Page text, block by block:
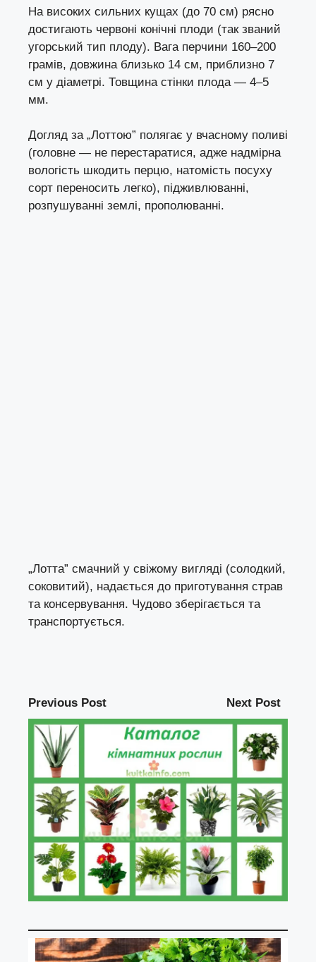
На високих сильних кущах (до 70 см) рясно
достигають червоні конічні плоди (так званий
угорський тип плоду). Вага перчини 160–200
грамів, довжина близько 14 см, приблизно 7
см у діаметрі. Товщина стінки плода — 4–5
мм.
Догляд за „Лоттою” полягає у вчасному поливі
(головне — не перестаратися, адже надмірна
вологість шкодить перцю, натомість посуху
сорт переносить легко), підживлюванні,
розпушуванні землі, прополюванні.
„Лотта” смачний у свіжому вигляді (солодкий,
соковитий), надається до приготування страв
та консервування. Чудово зберігається та
транспортується.
Previous Post Next Post